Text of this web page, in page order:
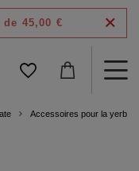
de 45,00 €
Accessoires pour la yerba